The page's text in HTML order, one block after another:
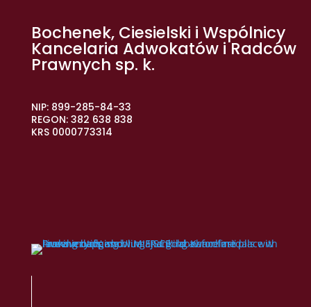
Bochenek, Ciesielski i Wspólnicy
Kancelaria Adwokatów i Radców
Prawnych sp. k.
NIP: 899-285-84-33
REGON: 382 638 838
KRS 0000773314